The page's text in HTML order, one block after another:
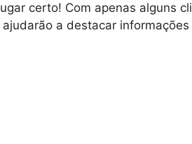
certo! Com apenas alguns
a destacar